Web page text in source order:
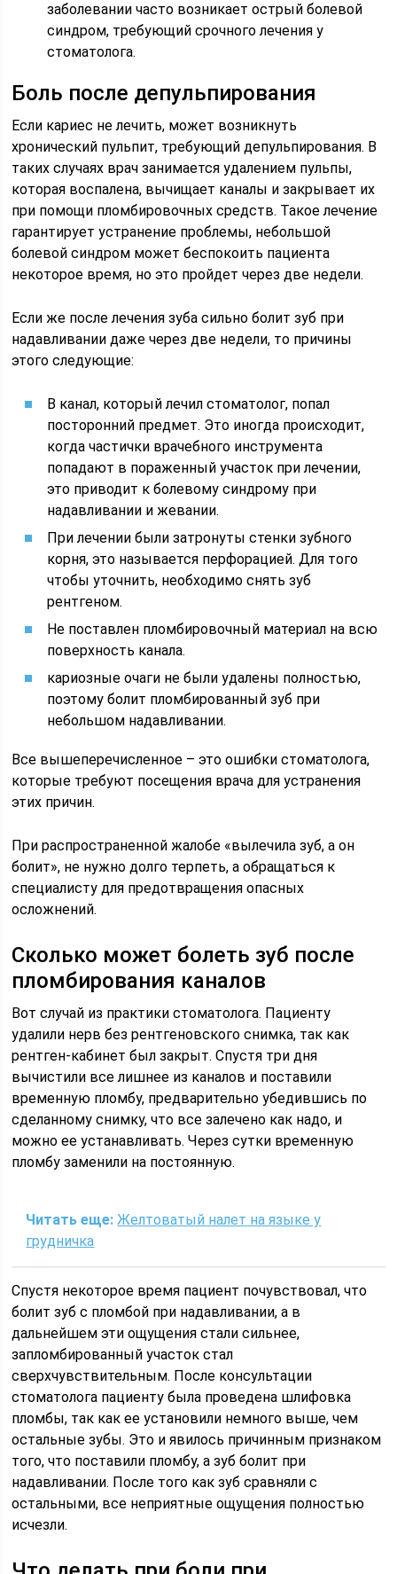
заболевании часто возникает острый болевой
синдром, требующий срочного лечения у
стоматолога.
Боль после депульпирования
Если кариес не лечить, может возникнуть
хронический пульпит, требующий депульпирования. В
таких случаях врач занимается удалением пульпы,
которая воспалена, вычищает каналы и закрывает их
при помощи пломбировочных средств. Такое лечение
гарантирует устранение проблемы, небольшой
болевой синдром может беспокоить пациента
некоторое время, но это пройдет через две недели.
Если же после лечения зуба сильно болит зуб при
надавливании даже через две недели, то причины
этого следующие:
В канал, который лечил стоматолог, попал
посторонний предмет. Это иногда происходит,
когда частички врачебного инструмента
попадают в пораженный участок при лечении,
это приводит к болевому синдрому при
надавливании и жевании.
При лечении были затронуты стенки зубного
корня, это называется перфорацией. Для того
чтобы уточнить, необходимо снять зуб
рентгеном.
Не поставлен пломбировочный материал на всю
поверхность канала.
кариозные очаги не были удалены полностью,
поэтому болит пломбированный зуб при
небольшом надавливании.
Все вышеперечисленное – это ошибки стоматолога,
которые требуют посещения врача для устранения
этих причин.
При распространенной жалобе «вылечила зуб, а он
болит», не нужно долго терпеть, а обращаться к
специалисту для предотвращения опасных
осложнений.
Сколько может болеть зуб после
пломбирования каналов
Вот случай из практики стоматолога. Пациенту
удалили нерв без рентгеновского снимка, так как
рентген-кабинет был закрыт. Спустя три дня
вычистили все лишнее из каналов и поставили
временную пломбу, предварительно убедившись по
сделанному снимку, что все залечено как надо, и
можно ее устанавливать. Через сутки временную
пломбу заменили на постоянную.
Читать еще: Желтоватый налет на языке у
грудничка
Спустя некоторое время пациент почувствовал, что
болит зуб с пломбой при надавливании, а в
дальнейшем эти ощущения стали сильнее,
запломбированный участок стал
сверхчувствительным. После консультации
стоматолога пациенту была проведена шлифовка
пломбы, так как ее установили немного выше, чем
остальные зубы. Это и явилось причинным признаком
того, что поставили пломбу, а зуб болит при
надавливании. После того как зуб сравняли с
остальными, все неприятные ощущения полностью
исчезли.